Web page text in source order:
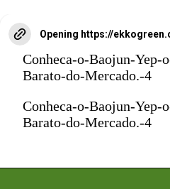
Opening
Conheca-o-Baojun-
Barato-do-Mercado.-4
Conheca-o-Baojun-
Barato-do-Mercado.-4